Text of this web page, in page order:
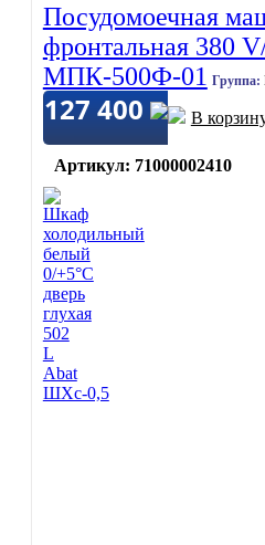
Посудомоечная
фронтальная 380
МПК-500Ф-01 Группа:
127 400 В
Артикул: 71000002410